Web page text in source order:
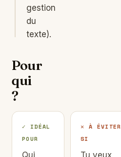
gestion
du
texte).
Pour
qui
?
✓ IDÉAL
POUR
Qui
✕ À ÉVITER
SI
Tu veux